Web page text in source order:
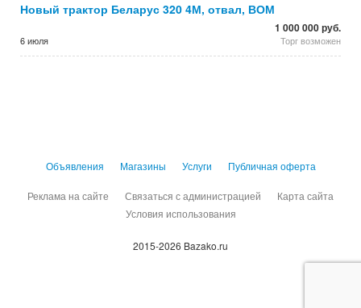
Новый трактор Беларус 320 4М, отвал, ВОМ
6 июля
1 000 000 руб.
Торг возможен
Объявления Магазины Услуги Публичная оферта
Реклама на сайте Связаться с администрацией
Карта сайта
Условия использования
2015-2026 Bazako.ru